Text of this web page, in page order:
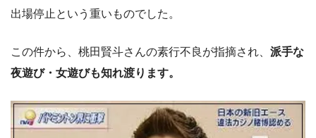
出場停止という重いものでした。
この件から、桃田賢斗さんの素行不良が指摘され、 派手な
夜遊び・女遊びも知れ渡ります。